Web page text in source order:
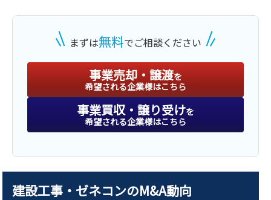
まずは無料でご相談ください
事業売却・譲渡を
希望される企業様はこちら
事業買収・譲り受けを
希望される企業様はこちら
建設工事・ゼネコンのM&A動向